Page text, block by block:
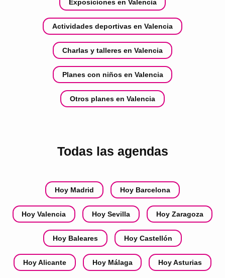
Exposiciones en Valencia
Actividades deportivas en Valencia
Charlas y talleres en Valencia
Planes con niños en Valencia
Otros planes en Valencia
Todas las agendas
Hoy Madrid Hoy Barcelona
Hoy Valencia Hoy Sevilla Hoy Zaragoza
Hoy Baleares Hoy Castellón
Hoy Alicante Hoy Málaga Hoy Asturias